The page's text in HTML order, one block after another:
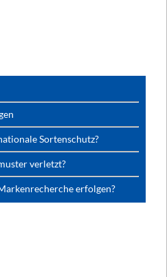
Sortenschutz?
verletzt?
erfolgen?